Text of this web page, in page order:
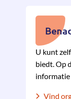
U kunt
biedt. Op
informatie
Vind